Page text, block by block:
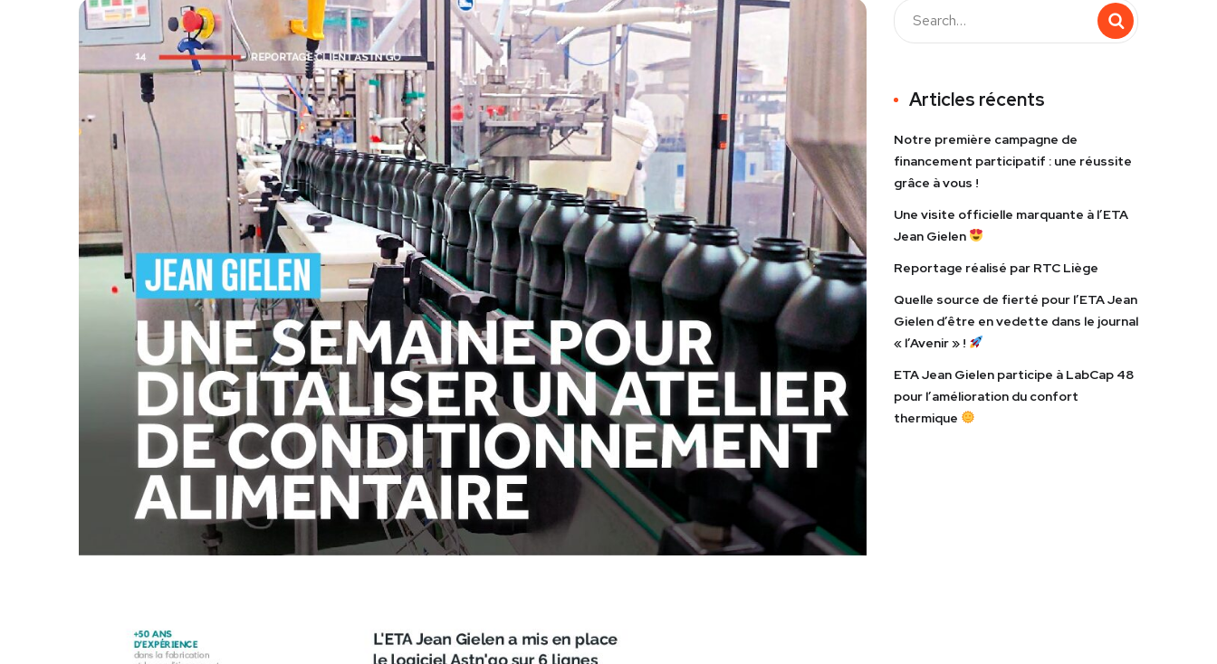
Articles récents
Notre première campagne de
financement participatif : une réussite
grâce à vous !
Une visite officielle marquante à l’ETA
Jean Gielen
Reportage réalisé par RTC Liège
Quelle source de fierté pour l’ETA Jean
Gielen d’être en vedette dans le journal
« l’Avenir » !
ETA Jean Gielen participe à LabCap 48
pour l’amélioration du confort
thermique